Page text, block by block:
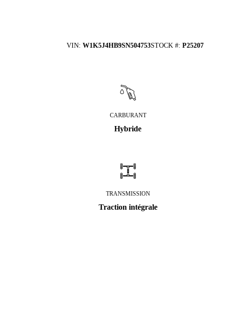
VIN: W1K5J4HB9SN504753STOCK #: P25207
CARBURANT
Hybride
TRANSMISSION
Traction intégrale